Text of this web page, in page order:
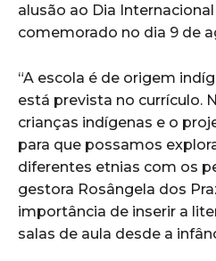
alusão ao Dia
comemorado no dia 9 de
“A escola é de origem
está prevista no currículo.
crianças indígenas e o
para que possamos
diferentes etnias com os
gestora Rosângela dos
importância de inserir a
salas de aula desde a